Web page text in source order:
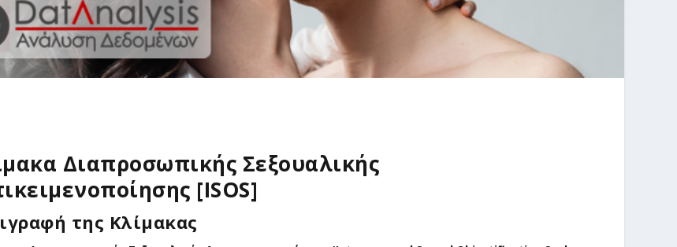
Διαπροσωπικής Σεξουαλικής
[ISOS]
της Κλίμακας